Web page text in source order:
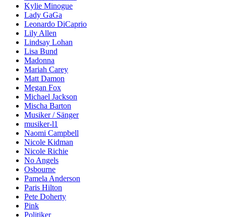
Kylie Minogue
Lady GaGa
Leonardo DiCaprio
Lily Allen
Lindsay Lohan
Lisa Bund
Madonna
Mariah Carey
Matt Damon
Megan Fox
Michael Jackson
Mischa Barton
Musiker / Sänger
musiker-l1
Naomi Campbell
Nicole Kidman
Nicole Richie
No Angels
Osbourne
Pamela Anderson
Paris Hilton
Pete Doherty
Pink
Politiker